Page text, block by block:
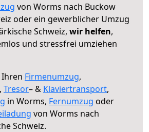
von Worms nach Buckow
oder ein gewerblicher Umzug
Schweiz, wir helfen,
und stressfrei umziehen
Firmenumzug,
, Tresor– & Klaviertransport,
in Worms, Fernumzug oder
von Worms nach
Schweiz.